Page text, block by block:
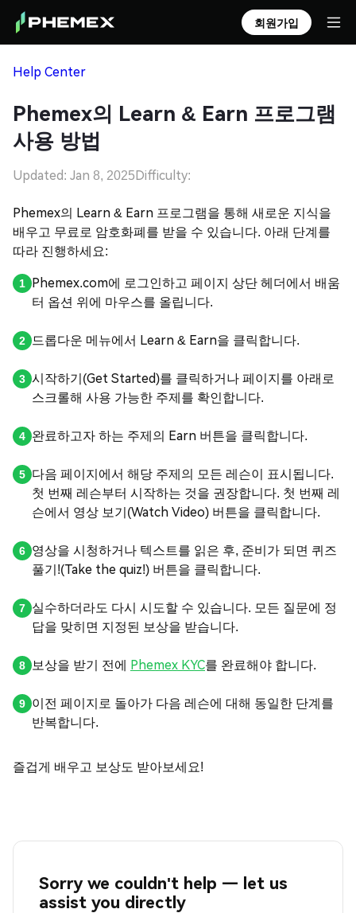
회원가입
Help Center
Phemex의 Learn & Earn 프로그램
사용 방법
Updated: Jan 8, 2025 Difficulty:
Phemex의 Learn & Earn 프로그램을 통해 새로운 지식을
배우고 무료로 암호화폐를 받을 수 있습니다. 아래 단계를
따라 진행하세요:
Phemex.com에 로그인하고 페이지 상단 헤더에서 배움
터 옵션 위에 마우스를 올립니다.
드롭다운 메뉴에서 Learn & Earn을 클릭합니다.
시작하기(Get Started)를 클릭하거나 페이지를 아래로
스크롤해 사용 가능한 주제를 확인합니다.
완료하고자 하는 주제의 Earn 버튼을 클릭합니다.
다음 페이지에서 해당 주제의 모든 레슨이 표시됩니다.
첫 번째 레슨부터 시작하는 것을 권장합니다. 첫 번째 레
슨에서 영상 보기(Watch Video) 버튼을 클릭합니다.
영상을 시청하거나 텍스트를 읽은 후, 준비가 되면 퀴즈
풀기!(Take the quiz!) 버튼을 클릭합니다.
실수하더라도 다시 시도할 수 있습니다. 모든 질문에 정
답을 맞히면 지정된 보상을 받습니다.
보상을 받기 전에 Phemex KYC를 완료해야 합니다.
이전 페이지로 돌아가 다음 레슨에 대해 동일한 단계를
반복합니다.
즐겁게 배우고 보상도 받아보세요!
Sorry we couldn't help — let us
assist you directly